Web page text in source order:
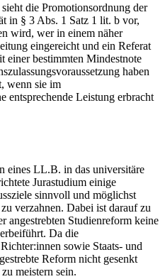
die Promotionsordnung der
in § 3 Abs. 1 Satz 1 lit. b vor,
wird, wer in einem näher
eingereicht und ein Referat
einer bestimmten Mindestnote
haben
wenn sie im
entsprechende Leistung erbracht
eines LL.B. in das universitäre
Jurastudium einige
sinnvoll und möglichst
verzahnen. Dabei ist darauf zu
angestrebten Studienreform keine
Da die
sowie Staats- und
Reform nicht gesenkt
meistern sein.